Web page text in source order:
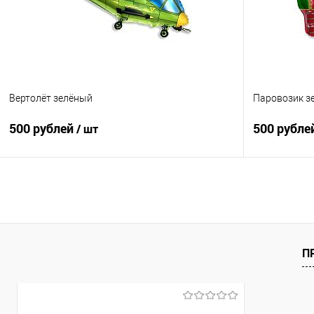
Вертолёт зелёный
500 рублей/ шт
Купить в 1 клик
Сравнение
Паровозик
500
Купить в 1
В